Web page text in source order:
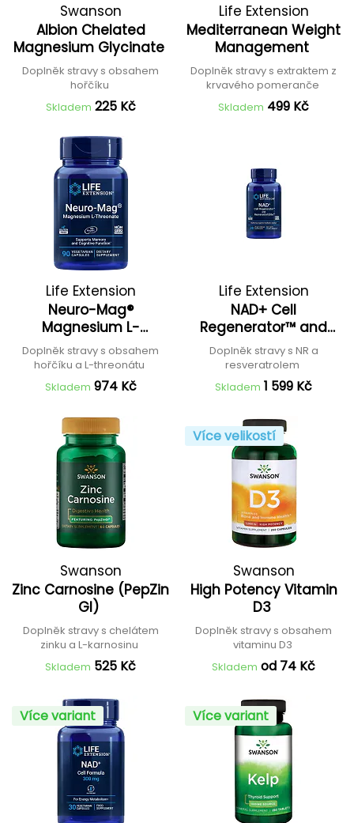
Swanson
Albion Chelated
Magnesium Glycinate
Doplněk stravy s obsahem
hořčíku
Skladem 225 Kč
Life Extension
Mediterranean Weight
Management
Doplněk stravy s extraktem z
krvavého pomeranče
Skladem 499 Kč
Life Extension
Neuro-Mag®
Magnesium L-
Threonate
Doplněk stravy s obsahem
hořčíku a L-threonátu
Skladem 974 Kč
Life Extension
NAD+ Cell
Regenerator™ and
Resveratrol Elite™
Doplněk stravy s NR a
resveratrolem
Skladem 1 599 Kč
Swanson
Zinc Carnosine (PepZin
GI)
Doplněk stravy s chelátem
zinku a L-karnosinu
Skladem 525 Kč
Více velikostí
Swanson
High Potency Vitamin
D3
Doplněk stravy s obsahem
vitaminu D3
Skladem od 74 Kč
Více variant Více variant